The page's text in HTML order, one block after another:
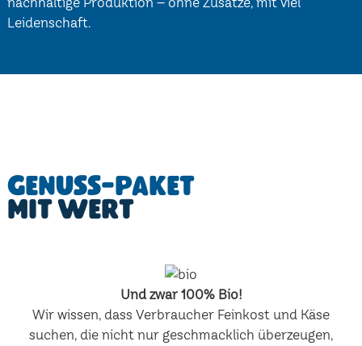
Leidenschaft.
Genuss-Paket
mit Wert
Und zwar 100% Bio!
Wir wissen, dass Verbraucher Feinkost und Käse
suchen, die nicht nur geschmacklich überzeugen,